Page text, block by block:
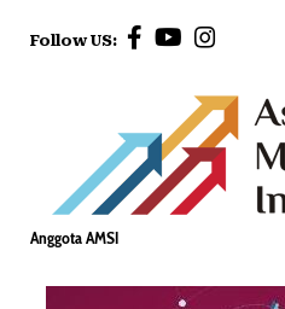
Follow US:
Anggota AMSI